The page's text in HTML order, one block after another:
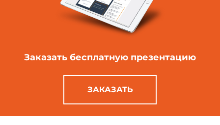
Заказать бесплатную презентацию
ЗАКАЗАТЬ